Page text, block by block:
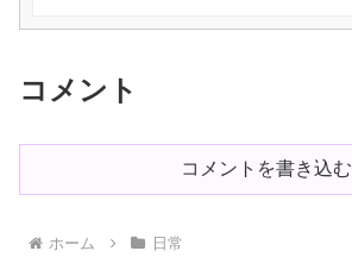
コメント
コメントを書き込む
ホーム 日常